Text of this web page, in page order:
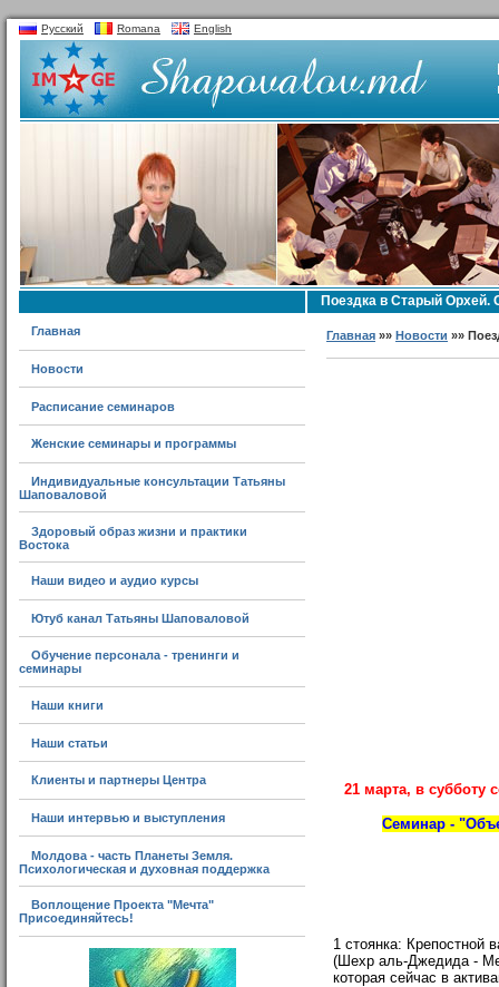
Русский Romana English
Главная
Новости
Расписание семинаров
Женские семинары и программы
Индивидуальные консультации Татьяны
Шаповаловой
Здоровый образ жизни и практики
Востока
Наши видео и аудио курсы
Ютуб канал Татьяны Шаповаловой
Обучение персонала - тренинги и
семинары
Наши книги
Наши статьи
Клиенты и партнеры Центра
Наши интервью и выступления
Молдова - часть Планеты Земля.
Психологическая и духовная поддержка
Воплощение Проекта "Мечта"
Присоединяйтесь!
Поездка в Старый Орхей.
Главная »»Новости »»
21 марта, в субботу
Семинар -
1 стоянка: Крепостной
(Шехр аль-Джедида -
которая сейчас в